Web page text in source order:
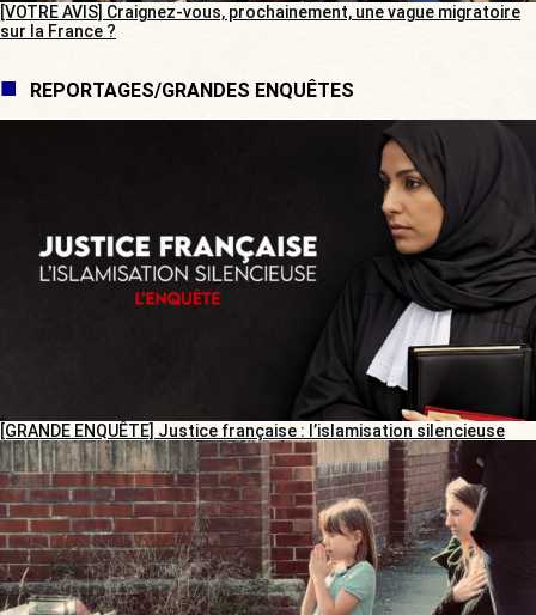
[VOTRE AVIS] Craignez-vous, prochainement, une vague migratoire
sur la France ?
REPORTAGES/GRANDES ENQUÊTES
[GRANDE ENQUÊTE] Justice française : l’islamisation silencieuse